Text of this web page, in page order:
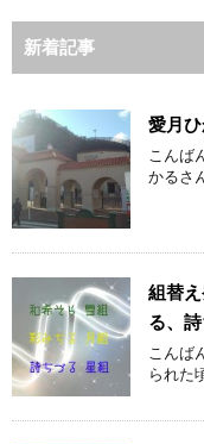
新着記事
愛月ひ
こんば
かるさ
組替
る、詩
こんば
られた